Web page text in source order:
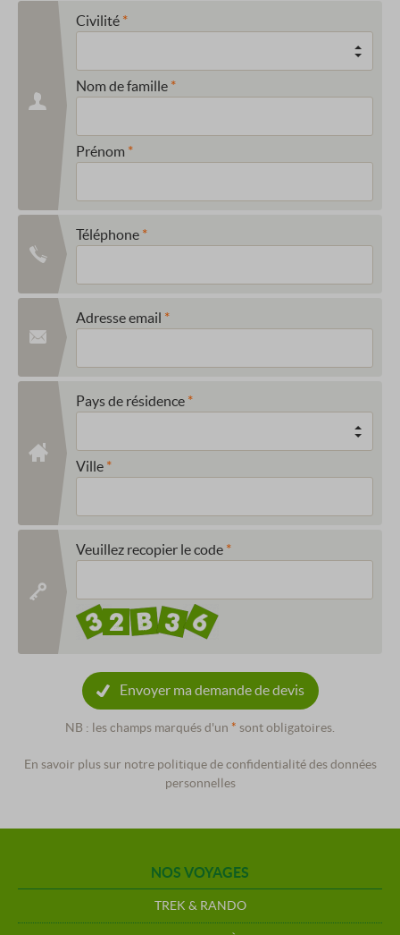
Civilité
Nom de famille
Prénom
Téléphone
Adresse email
Pays de résidence
Ville
Veuillez recopier le code
Envoyer ma demande de devis
NB : les champs marqués d'un * sont obligatoires.
En savoir plus sur notre politique de confidentialité des données
personnelles
NOS VOYAGES
TREK & RANDO